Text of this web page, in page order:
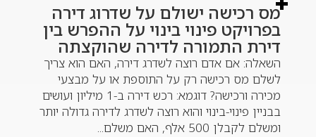
מס רכישה ישולם על שדרוג דירה
בפרויקט פינוי בינוי על ההפרש בין
דירת התמורה לדירה שהוקצתה
השאלה: אם אדם רוצה לשדרג דירה, האם הוא צריך
לשלם מס רכישה רק על התוספת או על מבצעי
מכירה ורכישה? דוגמא: רכש דירה ב-1 מיליון ועושים
בבניין פינוי-בינוי והוא רוצה לשדרג לדירה גדולה יותר
ומשלם לקבלן 500 אלף, האם משלם...